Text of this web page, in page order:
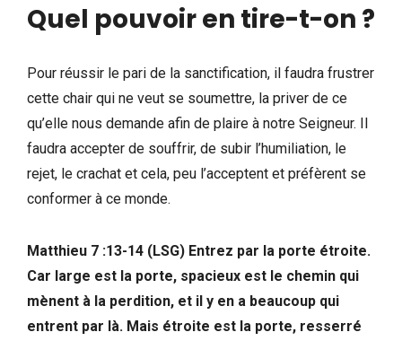
Quel pouvoir en tire-t-on ?
Pour réussir le pari de la sanctification, il faudra frustrer
cette chair qui ne veut se soumettre, la priver de ce
qu’elle nous demande afin de plaire à notre Seigneur. Il
faudra accepter de souffrir, de subir l’humiliation, le
rejet, le crachat et cela, peu l’acceptent et préfèrent se
conformer à ce monde.
Matthieu 7 :13-14 (LSG) Entrez par la porte étroite.
Car large est la porte, spacieux est le chemin qui
mènent à la perdition, et il y en a beaucoup qui
entrent par là. Mais étroite est la porte, resserré